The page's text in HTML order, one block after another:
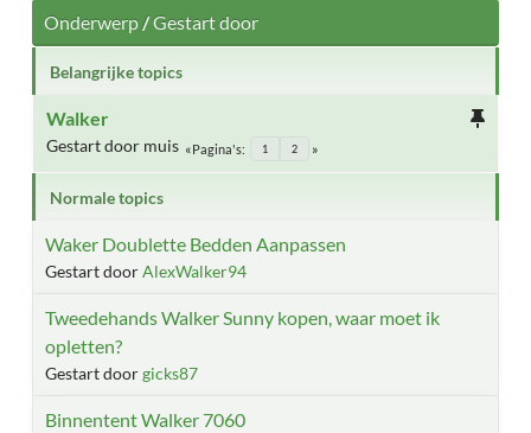
Onderwerp/Gestart door
Belangrijke topics
Walker
Gestart door muis Pagina's 1 2
Normale topics
Waker Doublette Bedden Aanpassen
Gestart doorAlexWalker94
Tweedehands Walker Sunny kopen, waar moet ik
opletten?
Gestart doorgicks87
Binnentent Walker 7060